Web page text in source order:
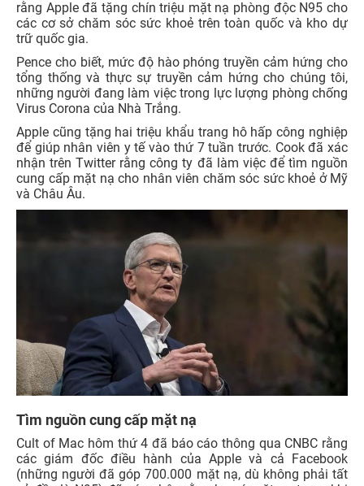
rằng Apple đã tặng chín triệu mặt nạ phòng độc N95 cho
các cơ sở chăm sóc sức khoẻ trên toàn quốc và kho dự
trữ quốc gia.
Pence cho biết, mức độ hào phóng truyền cảm hứng cho
tổng thống và thực sự truyền cảm hứng cho chúng tôi,
những người đang làm việc trong lực lượng phòng chống
Virus Corona của Nhà Trắng.
Apple cũng tặng hai triệu khẩu trang hô hấp công nghiệp
để giúp nhân viên y tế vào thứ 7 tuần trước. Cook đã xác
nhận trên Twitter rằng công ty đã làm việc để tìm nguồn
cung cấp mặt nạ cho nhân viên chăm sóc sức khoẻ ở Mỹ
và Châu Âu.
Tìm nguồn cung cấp mặt nạ
Cult of Mac hôm thứ 4 đã báo cáo thông qua CNBC rằng
các giám đốc điều hành của Apple và cả Facebook
(những người đã góp 700.000 mặt nạ, dù không phải tất